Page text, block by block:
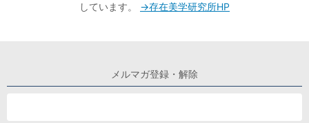
しています。 →存在美学研究所HP
メルマガ登録・解除